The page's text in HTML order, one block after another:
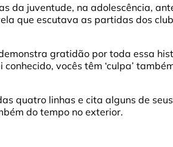
da juventude, na adolescência,
que escutava as partidas dos
gratidão por toda essa
vocês têm ‘culpa’
quatro linhas e cita alguns de seus
do tempo no exterior.